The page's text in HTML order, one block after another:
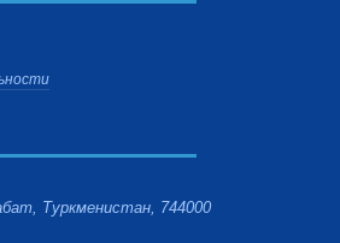
Туркменистан, 744000